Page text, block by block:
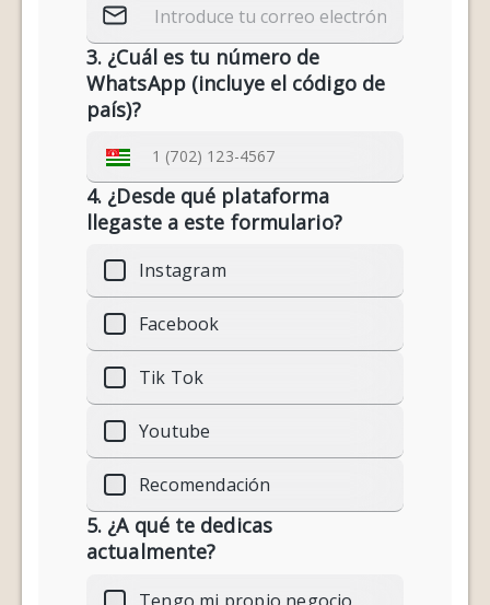
3. ¿Cuál es tu número de
WhatsApp (incluye el código de
país)?
4. ¿Desde qué plataforma
llegaste a este formulario?
Instagram
Facebook
Tik Tok
Youtube
Recomendación
5. ¿A qué te dedicas
actualmente?